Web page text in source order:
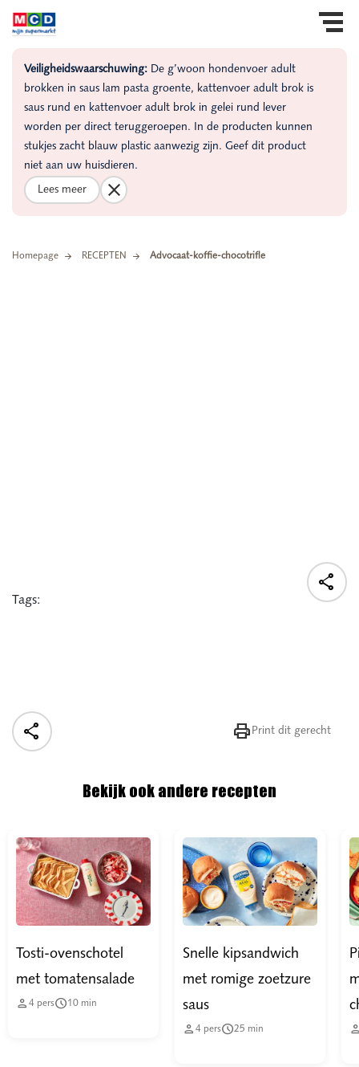
Veiligheidswaarschuwing: De g’woon hondenvoer adult
brokken in saus lam pasta groente, kattenvoer adult brok is
saus rund en kattenvoer adult brok in gelei rund lever
worden per direct teruggeroepen. In de producten kunnen
stukjes zacht blauw plastic aanwezig zijn. Geef dit product
niet aan uw huisdieren.
Lees meer
Homepage RECEPTEN Advocaat-koffie-chocotrifle
Tags:

  Print dit gerecht
Bekijk ook andere recepten
Tosti-ovenschotel
met tomatensalade
 4 pers10 min
Snelle kipsandwich
met romige zoetzure
saus
 4 pers25 min